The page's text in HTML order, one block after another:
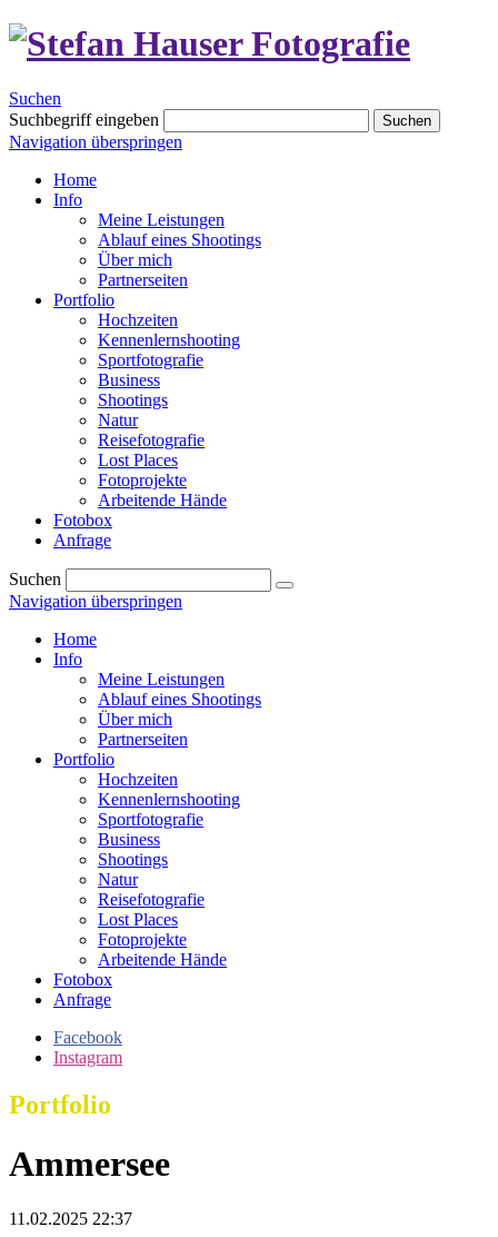
Suchen
Suchbegriff eingeben
Suchen
Navigation überspringen
Home
Info
Meine Leistungen
Ablauf eines Shootings
Über mich
Partnerseiten
Portfolio
Hochzeiten
Kennenlernshooting
Sportfotografie
Business
Shootings
Natur
Reisefotografie
Lost Places
Fotoprojekte
Arbeitende Hände
Fotobox
Anfrage
Suchen
Navigation überspringen
Home
Info
Meine Leistungen
Ablauf eines Shootings
Über mich
Partnerseiten
Portfolio
Hochzeiten
Kennenlernshooting
Sportfotografie
Business
Shootings
Natur
Reisefotografie
Lost Places
Fotoprojekte
Arbeitende Hände
Fotobox
Anfrage
Facebook
Instagram
Portfolio
Ammersee
11.02.2025 22:37